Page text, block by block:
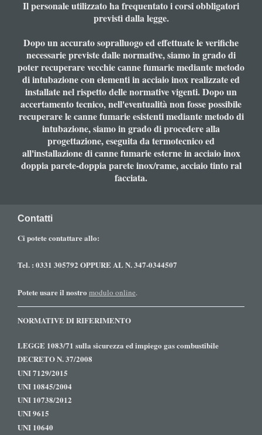
Il personale utilizzato ha frequentato i corsi obbligatori
previsti dalla legge.
Dopo un accurato sopralluogo ed effettuate le verifiche
necessarie previste dalle normative, siamo in grado di
poter recuperare vecchie canne fumarie mediante metodo
di intubazione con elementi in acciaio inox realizzate ed
installate nel rispetto delle normative vigenti. Dopo un
accertamento tecnico, nell'eventualità non fosse possibile
recuperare le canne fumarie esistenti mediante metodo di
intubazione, siamo in grado di procedere alla
progettazione, eseguita da termotecnico ed
all'installazione di canne fumarie esterne in acciaio inox
doppia parete-doppia parete inox/rame, acciaio tinto ral
facciata.
Contatti
Ci potete contattare allo:
Tel. : 0331 305792 OPPURE AL N. 347-0344507
Potete usare il nostro modulo online.
NORMATIVE DI RIFERIMENTO
LEGGE 1083/71 sulla sicurezza ed impiego gas combustibile
DECRETO N. 37/2008
UNI 7129/2015
UNI 10845/2004
UNI 10738/2012
UNI 9615
UNI 10640